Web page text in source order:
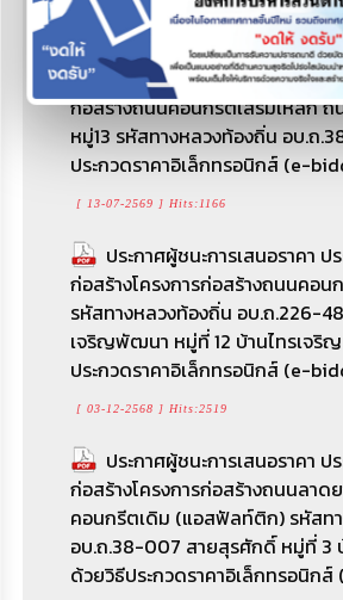
[ 06-08-2569 ] Hits:18
ประกาศประกวดราคาจ้างก่อส
ก่อสร้างถนนคอนกรีตเสริมเหล็ก
หมู่13 รหัสทางหลวงท้องถิ่น อบ.ถ
ประกวดราคาอิเล็กทรอนิกส์ (e-
[ 13-07-2569 ] Hits:1166
ประกาศผู้ชนะการเสนอราคา ป
ก่อสร้างโครงการก่อสร้างถนนคอน
รหัสทางหลวงท้องถิ่น อบ.ถ.226-
เจริญพัฒนา หมู่ที่ 12 บ้านไทรเจริ
ประกวดราคาอิเล็กทรอนิกส์ (e-
[ 03-12-2568 ] Hits:2519
ประกาศผู้ชนะการเสนอราคา ป
ก่อสร้างโครงการก่อสร้างถนนลาด
คอนกรีตเดิม (แอสฟัลท์ติก) รหัสท
อบ.ถ.38-007 สายสุรศักดิ์ หมู่ที่ 3
ด้วยวิธีประกวดราคาอิเล็กทรอนิก